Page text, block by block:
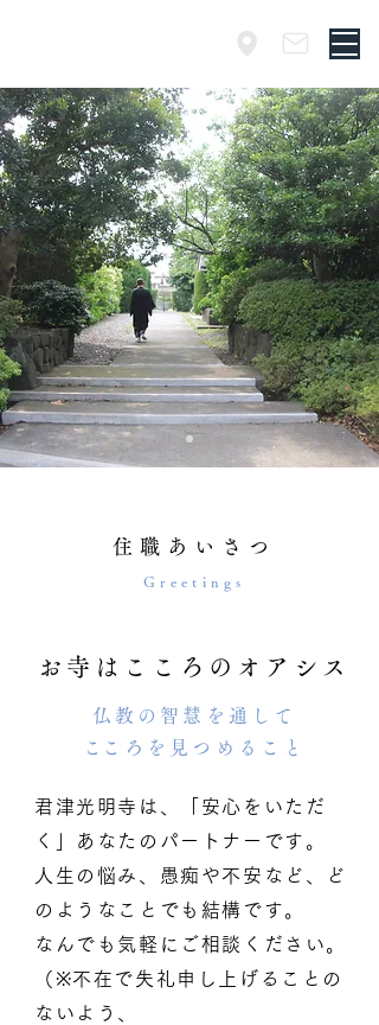
住職あいさつ
Greetings
​こころを見つめること
お寺はこころのオアシス
仏教の智慧を通して
君津光明寺は、「安心をいただ
く」あなたのパートナーです。
人生の悩み、愚痴や不安など、ど
のようなことでも結構です。
なんでも気軽にご相談ください。
（※不在で失礼申し上げることの
ないよう、